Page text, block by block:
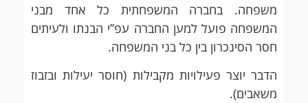
משפחה. בחברה המשפחתית כל אחד מבני
המשפחה פועל למען החברה עפ”י הבנתו ולעיתים
חסר הסינכרון בין כל בני המשפחה.
הדבר יוצר פעילויות מקבילות (חוסר יעילות ובזבוז
משאבים).